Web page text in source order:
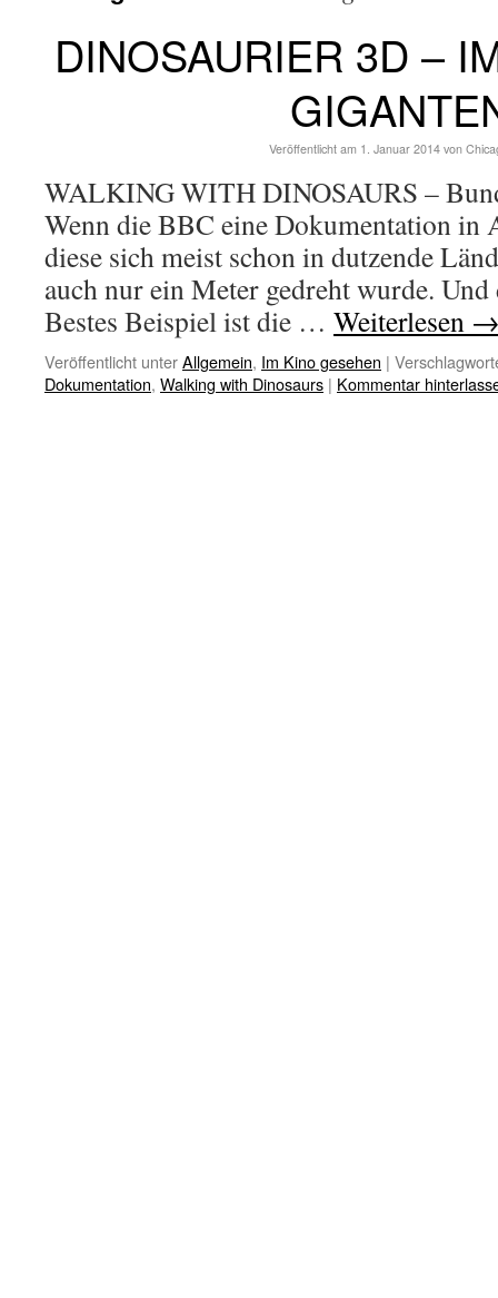
DINOSAURIER 3D –
Veröffentlicht am 1. Januar 2014 von
WALKING WITH DINOSAURS –
Wenn die BBC eine Dokumentation in
diese sich meist schon in dutzende
auch nur ein Meter gedreht wurde.
Bestes Beispiel ist die … Weiterlesen
Veröffentlicht unterAllgemein, Im Kino gesehen |
Dokumentation, Walking with Dinosaurs | Kommentar